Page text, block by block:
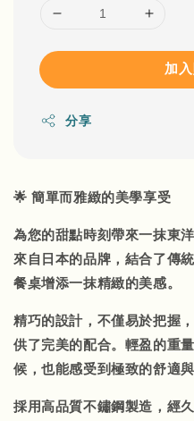
加
分享
🌟 簡單而雅緻的美學享受
為您的甜點時刻帶來一抹東
來自日本的品牌，結合了傳
餐桌增添一抹精緻的美感。
精巧的設計，不僅易於把握
供了完美的配合。輕盈的重
候，也能感受到極致的舒適與
採用高品質不鏽鋼製造，經